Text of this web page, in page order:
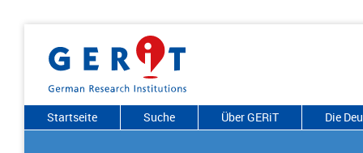
Startseite Suche Über GERiT Die